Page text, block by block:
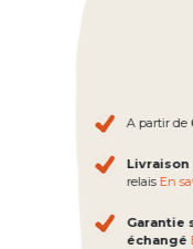
A partir de
relais En
Garantie
échangé